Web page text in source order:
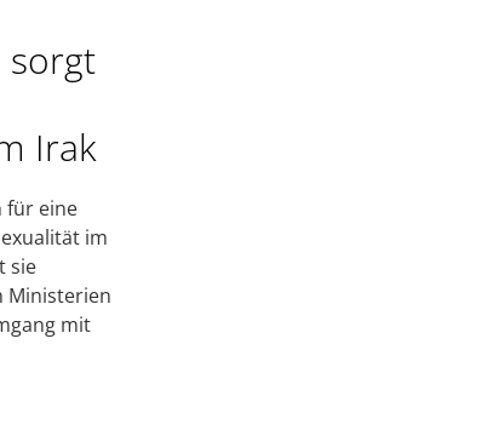
sorgt
Irak
für eine
im
sie
Ministerien
mit